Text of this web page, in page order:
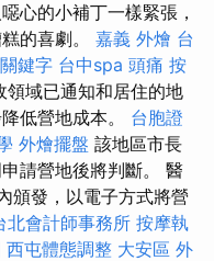
心的小補丁一樣緊張，
的喜劇。 嘉義 外燴 台
鍵字 台中spa 頭痛 按
領域已通知和居住的地
低營地成本。 台胞證
外燴擺盤 該地區市長
請營地後將判斷。 醫
頒發，以電子方式將營
北會計師事務所 按摩執
西屯體態調整 大安區 外